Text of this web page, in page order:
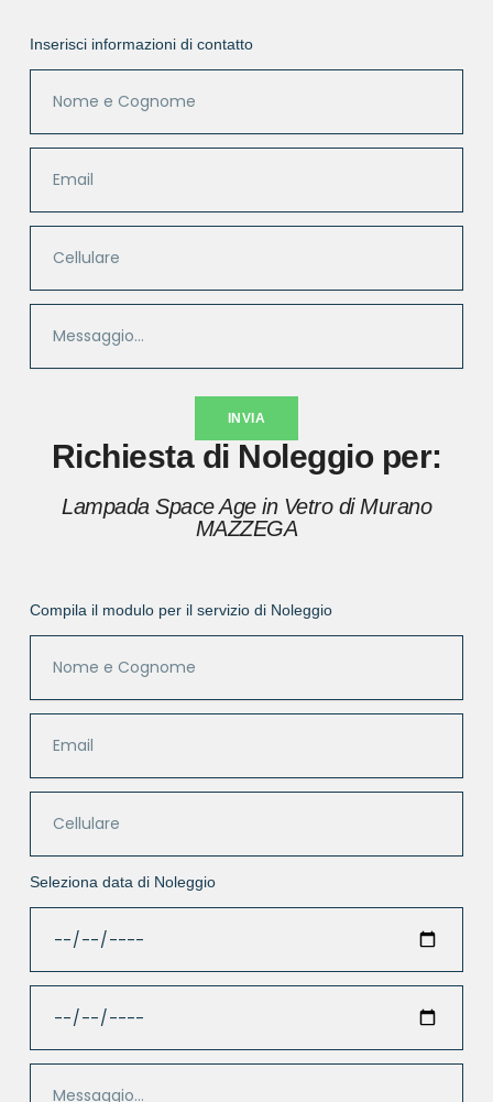
Inserisci informazioni di contatto
INVIA
Richiesta di Noleggio per:
Lampada Space Age in Vetro di Murano
MAZZEGA
Compila il modulo per il servizio di Noleggio
Seleziona data di Noleggio